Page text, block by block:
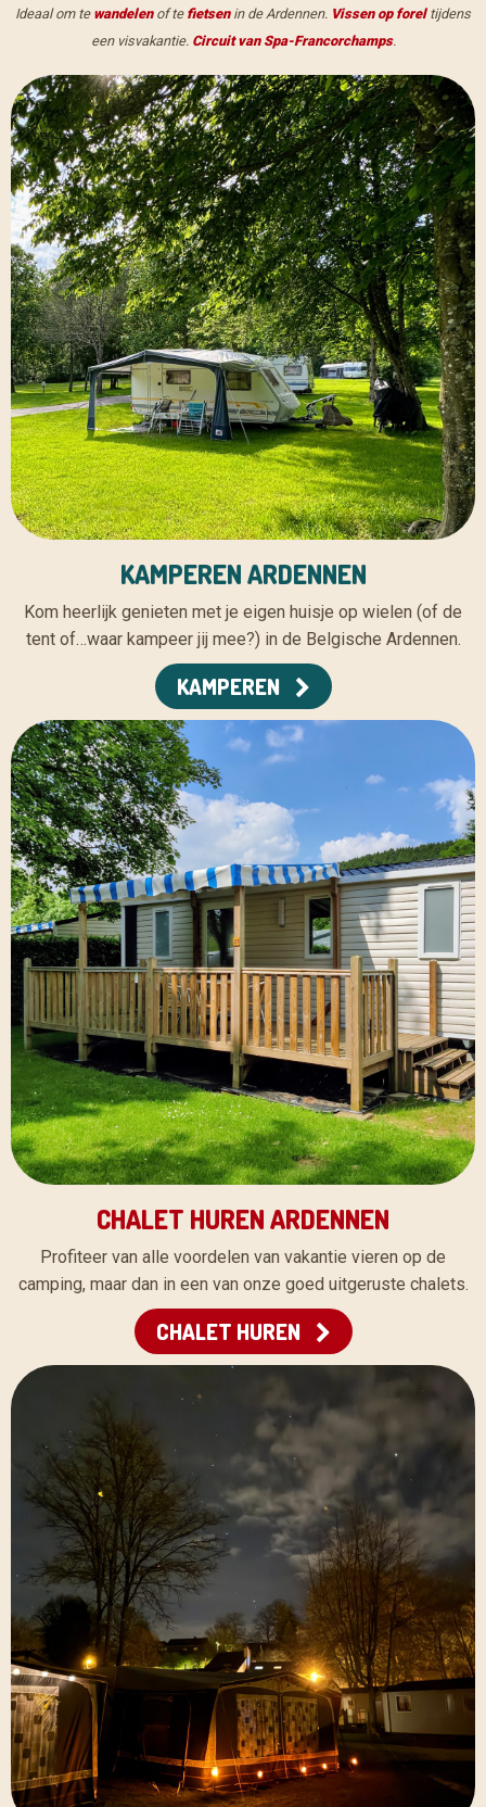
Ideaal om te wandelenof te fietsenin de Ardennen. Vissen op foreltijdens
een visvakantie. Circuit van Spa-Francorchamps.
KAMPEREN ARDENNEN
Kom heerlijk genieten met je eigen huisje op wielen (of de
tent of…waar kampeer jij mee?) in de Belgische Ardennen.
KAMPEREN
CHALET HUREN ARDENNEN
Profiteer van alle voordelen van vakantie vieren op de
camping, maar dan in een van onze goed uitgeruste chalets.
CHALET HUREN